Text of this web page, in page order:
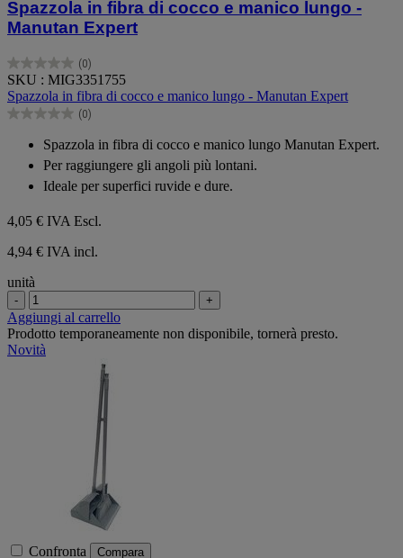
Spazzola in fibra di cocco e manico lungo -
Manutan Expert
(0)
0.0
su
5
stelle.
SKU : MIG3351755
Spazzola in fibra di cocco e manico lungo - Manutan Expert
(0)
0.0
stelle.
Spazzola in fibra di cocco e manico lungo Manutan Expert.
Per raggiungere gli angoli più lontani.
Ideale per superfici ruvide e dure.
4,05 € IVA Escl.
4,94 € IVA incl.
unità
- +
Aggiungi al carrello
Prodotto temporaneamente non disponibile, tornerà presto.
Novità
Confronta Compara